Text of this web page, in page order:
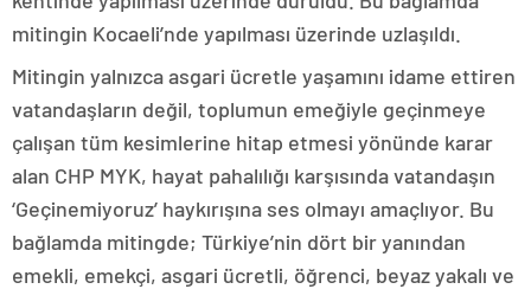
mitingin Kocaeli’nde yapılması üzerinde uzlaşıldı.
Mitingin yalnızca asgari ücretle yaşamını idame ettiren
vatandaşların değil, toplumun emeğiyle geçinmeye
çalışan tüm kesimlerine hitap etmesi yönünde karar
alan CHP MYK, hayat pahalılığı karşısında vatandaşın
‘Geçinemiyoruz’ haykırışına ses olmayı amaçlıyor. Bu
bağlamda mitingde; Türkiye’nin dört bir yanından
emekli, emekçi, asgari ücretli, öğrenci, beyaz yakalı ve